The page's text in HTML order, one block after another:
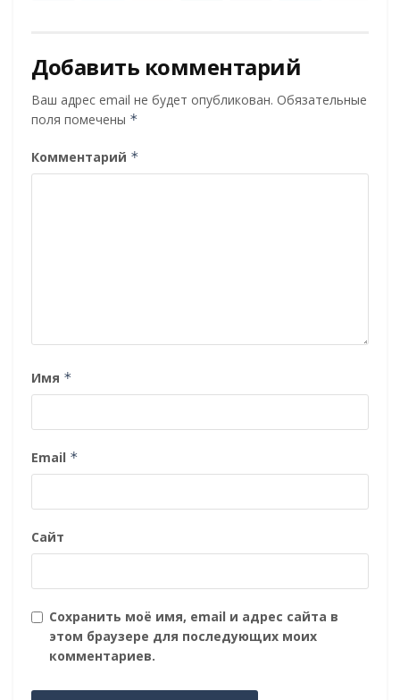
Добавить комментарий
Ваш адрес email не будет опубликован. Обязательные
поля помечены *
Комментарий *
Имя *
Email *
Сайт
Сохранить моё имя, email и адрес сайта в
этом браузере для последующих моих
комментариев.